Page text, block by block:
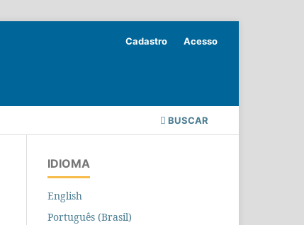
BUSCAR
Cadastro Acesso
IDIOMA
English
Português (Brasil)